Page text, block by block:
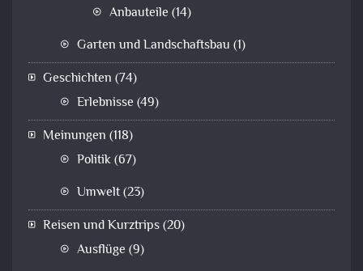
Anbauteile (14)
Garten und Landschaftsbau (1)
Geschichten (74)
Erlebnisse (49)
Meinungen (118)
Politik(67)
Umwelt(23)
Reisen und Kurztrips(20)
Ausflüge (9)